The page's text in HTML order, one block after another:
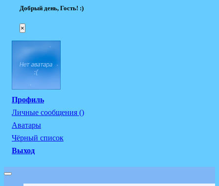
Добрый день, Гость! :)
×
Профиль
Личные сообщения ()
Аватары
Чёрный список
Выход